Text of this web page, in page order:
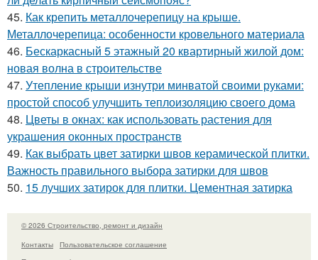
45. Как крепить металлочерепицу на крыше.
Металлочерепица: особенности кровельного материала
46. Бескаркасный 5 этажный 20 квартирный жилой дом:
новая волна в строительстве
47. Утепление крыши изнутри минватой своими руками:
простой способ улучшить теплоизоляцию своего дома
48. Цветы в окнах: как использовать растения для
украшения оконных пространств
49. Как выбрать цвет затирки швов керамической плитки.
Важность правильного выбора затирки для швов
50. 15 лучших затирок для плитки. Цементная затирка
© 2026 Строительство, ремонт и дизайн
Контакты
Пользовательское соглашение